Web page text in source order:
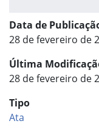
Data de
28 de fevereiro de
Última
28 de fevereiro de
Tipo
Ata